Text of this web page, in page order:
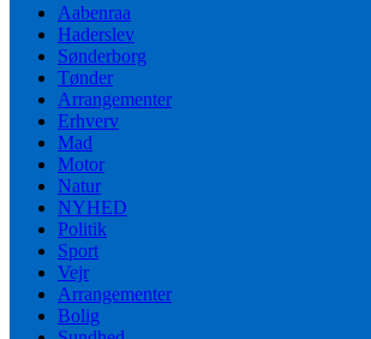
Aabenraa
Haderslev
Sønderborg
Tønder
Arrangementer
Erhverv
Mad
Motor
Natur
NYHED
Politik
Sport
Vejr
Arrangementer
Bolig